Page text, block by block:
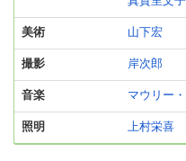
美術 山下宏
撮影 岸次郎
音楽 マウリー
照明 上村栄喜